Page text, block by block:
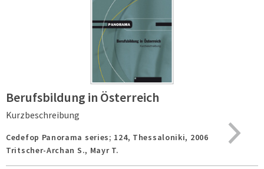
Berufsbildung in Österreich
Kurzbeschreibung
Cedefop Panorama series; 124, Thessaloniki, 2006
Tritscher-Archan S., Mayr T.